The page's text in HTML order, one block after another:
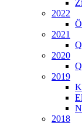
2022
2021
2020
2019
2018